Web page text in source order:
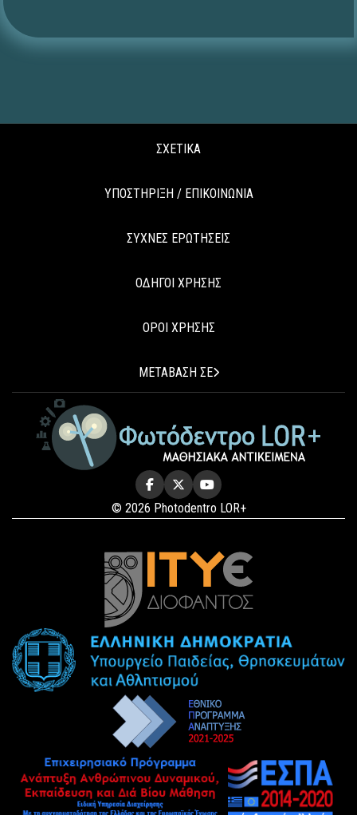
ΣΧΕΤΙΚΑ
ΥΠΟΣΤΗΡΙΞΗ / ΕΠΙΚΟΙΝΩΝΙΑ
ΣΥΧΝΕΣ ΕΡΩΤΗΣΕΙΣ
ΟΔΗΓΟΙ ΧΡΗΣΗΣ
ΟΡΟΙ ΧΡΗΣΗΣ
ΜΕΤΑΒΑΣΗ ΣΕ
© 2026 Photodentro LOR+